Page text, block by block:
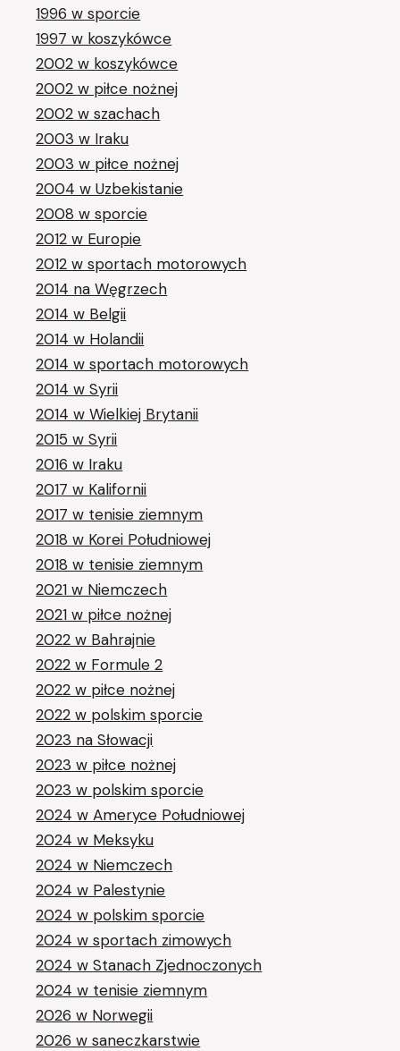
1996 w sporcie
1997 w koszykówce
2002 w koszykówce
2002 w piłce nożnej
2002 w szachach
2003 w Iraku
2003 w piłce nożnej
2004 w Uzbekistanie
2008 w sporcie
2012 w Europie
2012 w sportach motorowych
2014 na Węgrzech
2014 w Belgii
2014 w Holandii
2014 w sportach motorowych
2014 w Syrii
2014 w Wielkiej Brytanii
2015 w Syrii
2016 w Iraku
2017 w Kalifornii
2017 w tenisie ziemnym
2018 w Korei Południowej
2018 w tenisie ziemnym
2021 w Niemczech
2021 w piłce nożnej
2022 w Bahrajnie
2022 w Formule 2
2022 w piłce nożnej
2022 w polskim sporcie
2023 na Słowacji
2023 w piłce nożnej
2023 w polskim sporcie
2024 w Ameryce Południowej
2024 w Meksyku
2024 w Niemczech
2024 w Palestynie
2024 w polskim sporcie
2024 w sportach zimowych
2024 w Stanach Zjednoczonych
2024 w tenisie ziemnym
2026 w Norwegii
2026 w saneczkarstwie